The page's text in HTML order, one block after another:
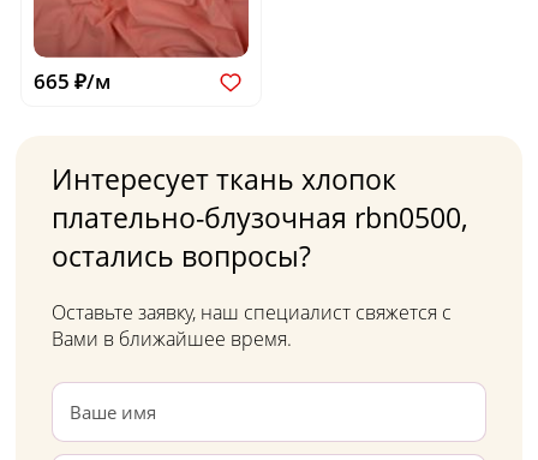
665 ₽/м
Интересует ткань хлопок
плательно-блузочная rbn0500,
остались вопросы?
Оставьте заявку, наш специалист свяжется с
Вами в ближайшее время.